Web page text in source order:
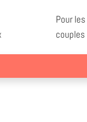
Pour les
couples